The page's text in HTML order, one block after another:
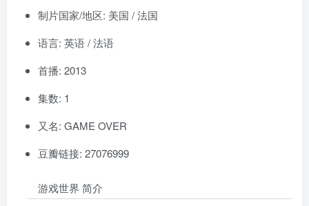
制片国家/地区: 美国 / 法国
语言: 英语 / 法语
首播: 2013
集数: 1
又名: GAME OVER
豆瓣链接: 27076999
游戏世界 简介